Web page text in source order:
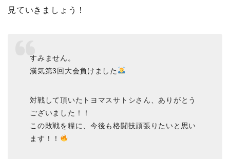
見ていきましょう！
すみません。
漢気第3回大会負けました
対戦して頂いたトヨマスサトシさん、ありがとう
ございました！！
この敗戦を糧に、今後も格闘技頑張りたいと思い
ます！！